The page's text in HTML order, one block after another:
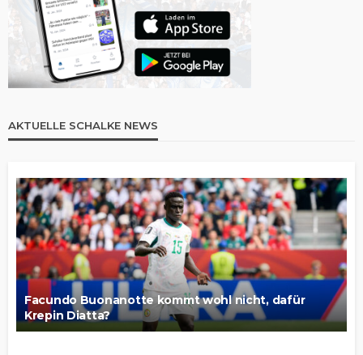
AKTUELLE SCHALKE NEWS
Facundo Buonanotte kommt wohl nicht, dafür
Krepin Diatta?